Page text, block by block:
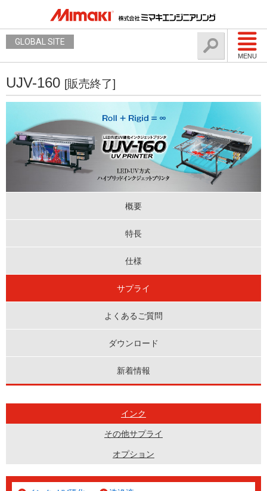
MENU
GLOBAL SITE
UJV-160 [販売終了]
概要
特長
仕様
サプライ
よくあるご質問
ダウンロード
新着情報
インク
その他サプライ
オプション